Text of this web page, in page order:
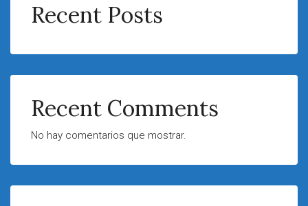
Recent Posts
Recent Comments
No hay comentarios que mostrar.